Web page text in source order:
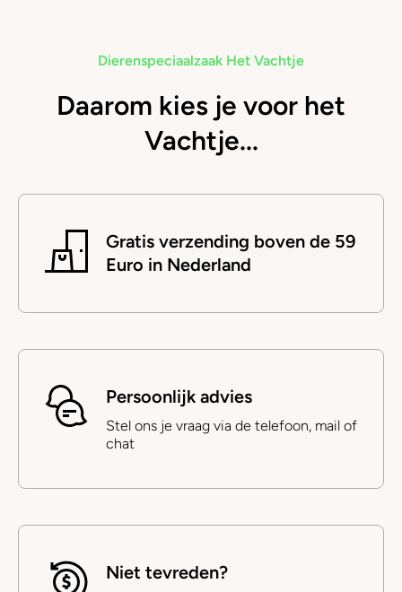
Dierenspeciaalzaak Het Vachtje
Daarom kies je voor het
Vachtje...
Gratis verzending boven de 59
Euro in Nederland
Persoonlijk advies
Stel ons je vraag via de telefoon, mail of
chat
Niet tevreden?